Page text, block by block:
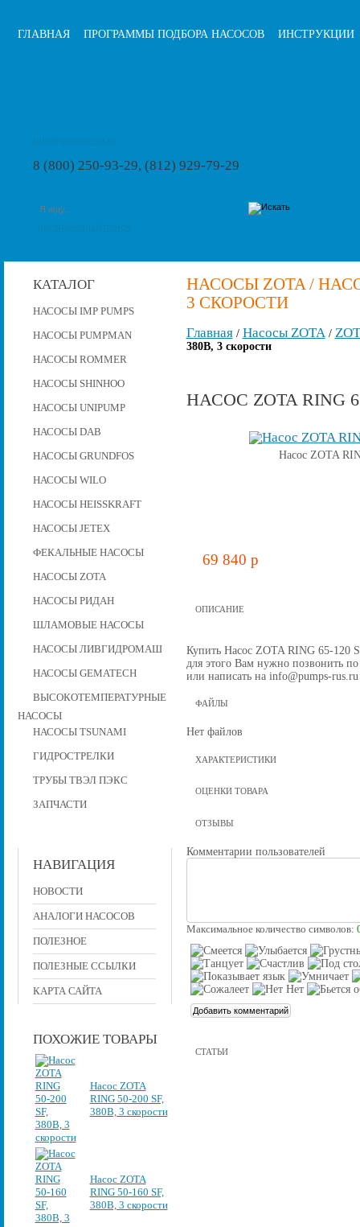
ГЛАВНАЯ ПРОГРАММЫ ПОДБОРА НАСОСОВ ИНСТРУКЦИИ
8 (800) 250-93-29, (812) 929-79-29
КАТАЛОГ
НАСОСЫ IMP PUMPS
НАСОСЫ PUMPMAN
НАСОСЫ ROMMER
НАСОСЫ SHINHOO
НАСОСЫ UNIPUMP
НАСОСЫ DAB
НАСОСЫ GRUNDFOS
НАСОСЫ WILO
НАСОСЫ HEISSKRAFT
НАСОСЫ JETEX
ФЕКАЛЬНЫЕ НАСОСЫ
НАСОСЫ ZOTA
НАСОСЫ РИДАН
ШЛАМОВЫЕ НАСОСЫ
НАСОСЫ ЛИВГИДРОМАШ
НАСОСЫ GEMATECH
ВЫСОКОТЕМПЕРАТУРНЫЕ
НАСОСЫ
НАСОСЫ TSUNAMI
ГИДРОСТРЕЛКИ
ТРУБЫ ТВЭЛ ПЭКС
ЗАПЧАСТИ
НАВИГАЦИЯ
НОВОСТИ
АНАЛОГИ НАСОСОВ
ПОЛЕЗНОЕ
ПОЛЕЗНЫЕ ССЫЛКИ
КАРТА САЙТА
ПОХОЖИЕ ТОВАРЫ
Насос ZOTA
RING 50-200 SF,
380В, 3 скорости
Насос ZOTA
RING 50-160 SF,
380В, 3 скорости
НАСОСЫ ZOTA /
3 СКОРОСТИ
Главная/ Насосы ZOTA /
380В, 3 скорости
НАСОС ZOTA RING
Насос ZOTA
69 840 p
ОПИСАНИЕ
Купить Насос ZOTA RING 65-120
для этого Вам нужно позвонить
или написать на info@pumps-rus.ru
ФАЙЛЫ
Нет файлов
ХАРАКТЕРИСТИКИ
ОЦЕНКИ ТОВАРА
ОТЗЫВЫ
Комментарии пользователей
Максимальное количество символов:
СТАТЬИ